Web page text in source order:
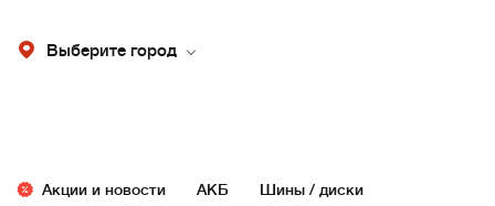
Выберите город
Акции и новости АКБ
Шины / диски